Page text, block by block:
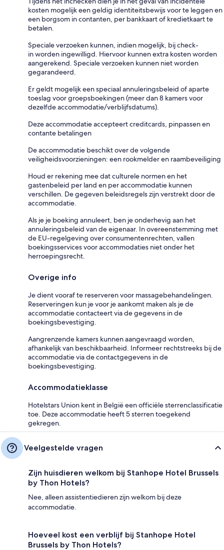
kosten mogelijk een geldig identiteitsbewijs voor te leggen en
een borgsom in contanten, per bankkaart of kredietkaart te
betalen.
Speciale verzoeken kunnen, indien mogelijk, bij check-
in worden ingewilligd. Hiervoor kunnen extra kosten worden
aangerekend. Speciale verzoeken kunnen niet worden
gegarandeerd.
Er geldt mogelijk een speciaal annuleringsbeleid of aparte
toeslag voor groepsboekingen (meer dan 8 kamers voor
dezelfde accommodatie/verblijfsdatums).
Deze accommodatie accepteert creditcards, pinpassen en
contante betalingen
De accommodatie beschikt over de volgende
veiligheidsvoorzieningen: een rookmelder en raambeveiliging
Houd er rekening mee dat culturele normen en het
gastenbeleid per land en per accommodatie kunnen
verschillen. De gegeven beleidsregels zijn verstrekt door de
accommodatie.
Als je je boeking annuleert, ben je onderhevig aan het
annuleringsbeleid van de eigenaar. In overeenstemming met
de EU-regelgeving over consumentenrechten, vallen
boekingsservices voor accommodaties niet onder het
herroepingsrecht.
Overige info
Je dient vooraf te reserveren voor massagebehandelingen.
Reserveringen kun je voor je aankomt maken als je de
accommodatie contacteert via de gegevens in de
boekingsbevestiging.
Aangrenzende kamers kunnen aangevraagd worden,
afhankelijk van beschikbaarheid. Informeer rechtstreeks bij de
accommodatie via de contactgegevens in de
boekingsbevestiging.
Accommodatieklasse
Hotelstars Union kent in België een officiële sterrenclassificatie
toe. Deze accommodatie heeft 5 sterren toegekend
gekregen.
Veelgestelde vragen
Zijn huisdieren welkom bij Stanhope Hotel Brussels
by Thon Hotels?
Nee, alleen assistentiedieren zijn welkom bij deze
accommodatie.
Hoeveel kost een verblijf bij Stanhope Hotel
Brussels by Thon Hotels?